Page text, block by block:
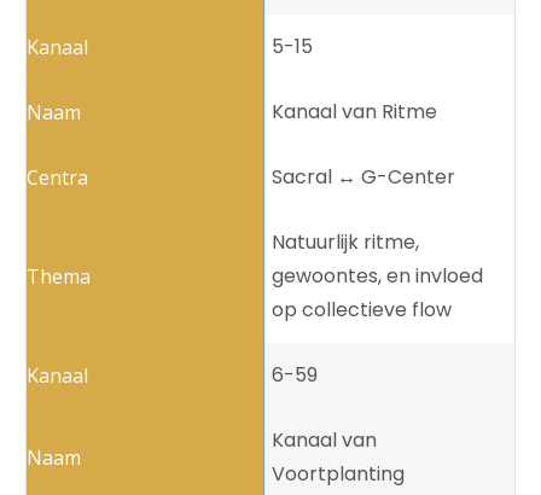
5-15
Kanaal van Ritme
Sacral ↔️ G-Center
Natuurlijk ritme,
gewoontes, en invloed
op collectieve flow
6-59
Kanaal van
Voortplanting